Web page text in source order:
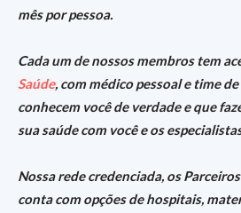
mês por pessoa.
Cada um de nossos membros tem
Saúde, com médico pessoal e time
conhecem você de verdade e que
sua saúde com você e os
Nossa rede credenciada, os
conta com opções de hospitais,